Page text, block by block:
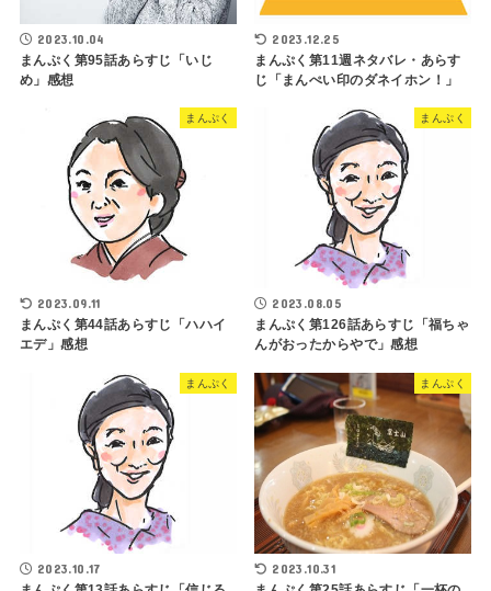
2023.10.04
まんぷく第95話あらすじ「いじ
め」感想
2023.12.25
まんぷく第11週ネタバレ・あらす
じ「まんぺい印のダネイホン！」
まんぷく
2023.09.11
まんぷく第44話あらすじ「ハハイ
エデ」感想
まんぷく
2023.08.05
まんぷく第126話あらすじ「福ちゃ
んがおったからやで」感想
まんぷく
2023.10.17
まんぷく
2023.10.31